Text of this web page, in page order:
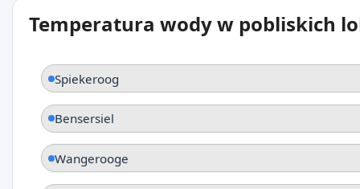
Temperatura wody w pobliskich
Spiekeroog
Bensersiel
Wangerooge